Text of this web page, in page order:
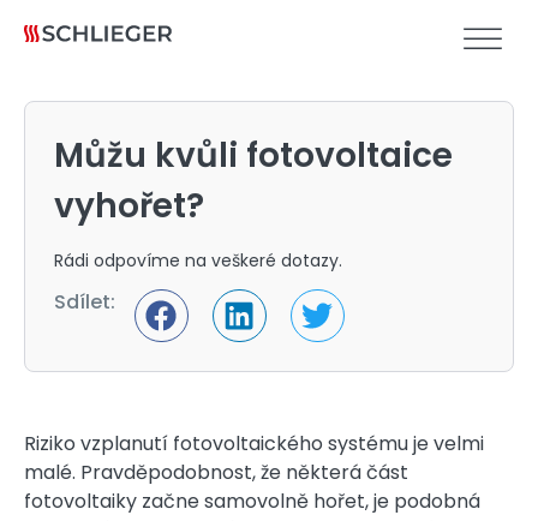
Můžu kvůli fotovoltaice
vyhořet?
Rádi odpovíme na veškeré dotazy.
Sdílet:
Riziko vzplanutí fotovoltaického systému je velmi
malé. Pravděpodobnost, že některá část
fotovoltaiky začne samovolně hořet, je podobná